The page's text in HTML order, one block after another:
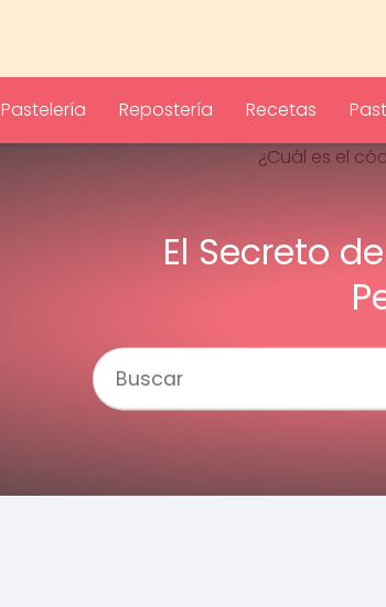
Pastelería Repostería Recetas
El Secreto